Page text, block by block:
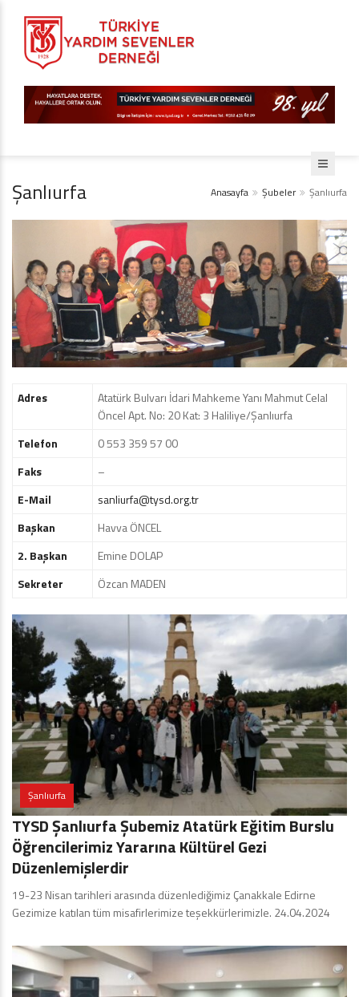
Şanlıurfa Anasayfa Şubeler Şanlıurfa
Adres
Atatürk Bulvarı İdari Mahkeme Yanı Mahmut Celal
Öncel Apt. No: 20 Kat: 3 Haliliye/Şanlıurfa
Telefon
0 553 359 57 00
Faks
–
E-Mail
sanliurfa@tysd.org.tr
Başkan
Havva ÖNCEL
2. Başkan
Emine DOLAP
Sekreter
Özcan MADEN
Şanlıurfa
TYSD Şanlıurfa Şubemiz Atatürk Eğitim Burslu
Öğrencilerimiz Yararına Kültürel Gezi
Düzenlemişlerdir
19-23 Nisan tarihleri arasında düzenlediğimiz Çanakkale Edirne
Gezimize katılan tüm misafirlerimize teşekkürlerimizle. 24.04.2024